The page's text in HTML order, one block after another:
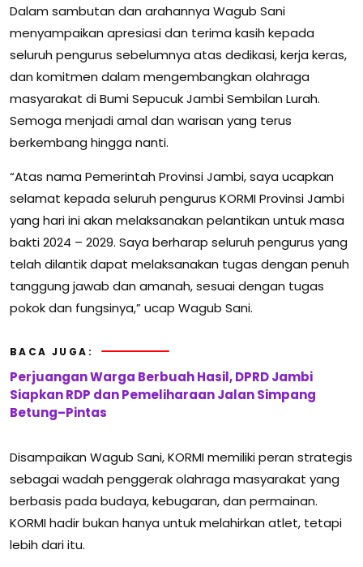
Dalam sambutan dan arahannya Wagub Sani
menyampaikan apresiasi dan terima kasih kepada
seluruh pengurus sebelumnya atas dedikasi, kerja keras,
dan komitmen dalam mengembangkan olahraga
masyarakat di Bumi Sepucuk Jambi Sembilan Lurah.
Semoga menjadi amal dan warisan yang terus
berkembang hingga nanti.
“Atas nama Pemerintah Provinsi Jambi, saya ucapkan
selamat kepada seluruh pengurus KORMI Provinsi Jambi
yang hari ini akan melaksanakan pelantikan untuk masa
bakti 2024 – 2029. Saya berharap seluruh pengurus yang
telah dilantik dapat melaksanakan tugas dengan penuh
tanggung jawab dan amanah, sesuai dengan tugas
pokok dan fungsinya,” ucap Wagub Sani.
BACA JUGA:
Perjuangan Warga Berbuah Hasil, DPRD Jambi
Siapkan RDP dan Pemeliharaan Jalan Simpang
Betung–Pintas
Disampaikan Wagub Sani, KORMI memiliki peran strategis
sebagai wadah penggerak olahraga masyarakat yang
berbasis pada budaya, kebugaran, dan permainan.
KORMI hadir bukan hanya untuk melahirkan atlet, tetapi
lebih dari itu.